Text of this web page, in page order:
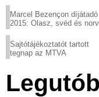
Marcel Bezençon díjátadó
2015: Olasz, svéd és
Sajtótájékoztatót tartott
tegnap az MTVA